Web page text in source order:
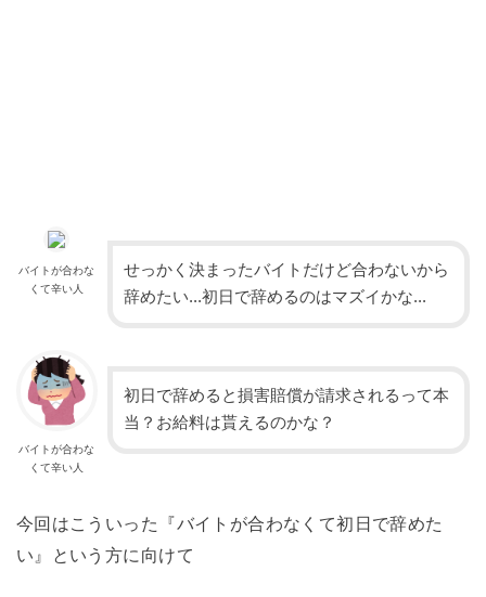
バイトが合わな
くて辛い人
せっかく決まったバイトだけど合わないから
辞めたい...初日で辞めるのはマズイかな...
バイトが合わな
くて辛い人
初日で辞めると損害賠償が請求されるって本
当？お給料は貰えるのかな？
今回はこういった『バイトが合わなくて初日で辞めた
い』という方に向けて